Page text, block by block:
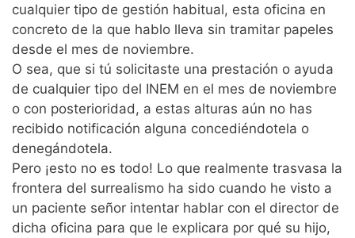
cualquier tipo de gestión habitual, esta oficina en
concreto de la que hablo lleva sin tramitar papeles
desde el mes de noviembre.
O sea, que si tú solicitaste una prestación o ayuda
de cualquier tipo del INEM en el mes de noviembre
o con posterioridad, a estas alturas aún no has
recibido notificación alguna concediéndotela o
denegándotela.
Pero ¡esto no es todo! Lo que realmente trasvasa la
frontera del surrealismo ha sido cuando he visto a
un paciente señor intentar hablar con el director de
dicha oficina para que le explicara por qué su hijo,